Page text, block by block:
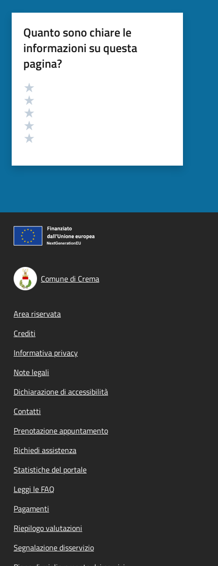
Quanto sono chiare le
informazioni su questa
pagina?
Valutazione
Comune di Crema
Footer menu
Area riservata
Crediti
Informativa privacy
Note legali
Dichiarazione di accessibilità
Contatti
Prenotazione appuntamento
Richiedi assistenza
Statistiche del portale
Leggi le FAQ
Pagamenti
Riepilogo valutazioni
Segnalazione disservizio